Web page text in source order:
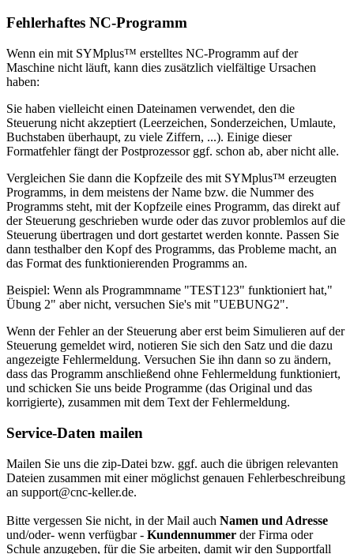
Fehlerhaftes NC-Programm
Wenn ein mit SYMplus™ erstelltes NC-Programm auf der
Maschine nicht läuft, kann dies zusätzlich vielfältige Ursachen
haben:
Sie haben vielleicht einen Dateinamen verwendet, den die
Steuerung nicht akzeptiert (Leerzeichen, Sonderzeichen, Umlaute,
Buchstaben überhaupt, zu viele Ziffern, ...). Einige dieser
Formatfehler fängt der Postprozessor ggf. schon ab, aber nicht alle.
Vergleichen Sie dann die Kopfzeile des mit SYMplus™ erzeugten
Programms, in dem meistens der Name bzw. die Nummer des
Programms steht, mit der Kopfzeile eines Programm, das direkt auf
der Steuerung geschrieben wurde oder das zuvor problemlos auf die
Steuerung übertragen und dort gestartet werden konnte. Passen Sie
dann testhalber den Kopf des Programms, das Probleme macht, an
das Format des funktionierenden Programms an.
Beispiel: Wenn als Programmname "TEST123" funktioniert hat,"
Übung 2" aber nicht, versuchen Sie's mit "UEBUNG2".
Wenn der Fehler an der Steuerung aber erst beim Simulieren auf der
Steuerung gemeldet wird, notieren Sie sich den Satz und die dazu
angezeigte Fehlermeldung. Versuchen Sie ihn dann so zu ändern,
dass das Programm anschließend ohne Fehlermeldung funktioniert,
und schicken Sie uns beide Programme (das Original und das
korrigierte), zusammen mit dem Text der Fehlermeldung.
Service-Daten mailen
Mailen Sie uns die zip-Datei bzw. ggf. auch die übrigen relevanten
Dateien zusammen mit einer möglichst genauen Fehlerbeschreibung
an support@cnc-keller.de.
Bitte vergessen Sie nicht, in der Mail auch Namen und Adresse
und/oder- wenn verfügbar - Kundennummer der Firma oder
Schule anzugeben, für die Sie arbeiten, damit wir den Supportfall